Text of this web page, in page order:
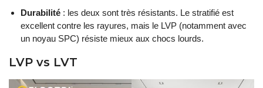
Durabilité : les deux sont très résistants. Le stratifié est
excellent contre les rayures, mais le LVP (notamment avec
un noyau SPC) résiste mieux aux chocs lourds.
LVP vs LVT